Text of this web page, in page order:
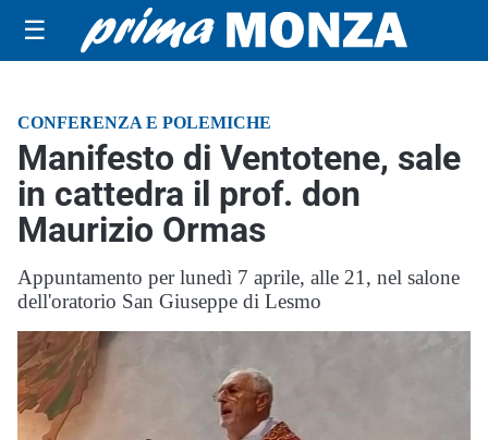
☰
CONFERENZA E POLEMICHE
Manifesto di Ventotene, sale
in cattedra il prof. don
Maurizio Ormas
Appuntamento per lunedì 7 aprile, alle 21, nel salone
dell'oratorio San Giuseppe di Lesmo